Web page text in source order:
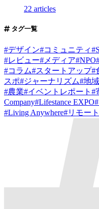
22 articles
タグ一覧
#デザイン#コミュニティ#
#レビュー# メディア#NPO
#コラム#スタートアップ#
スポ#ジャーナリズム#地域
#農業#イベントレポート #
Company#Lifestance EXPO#
#Living Anywhere#リモー